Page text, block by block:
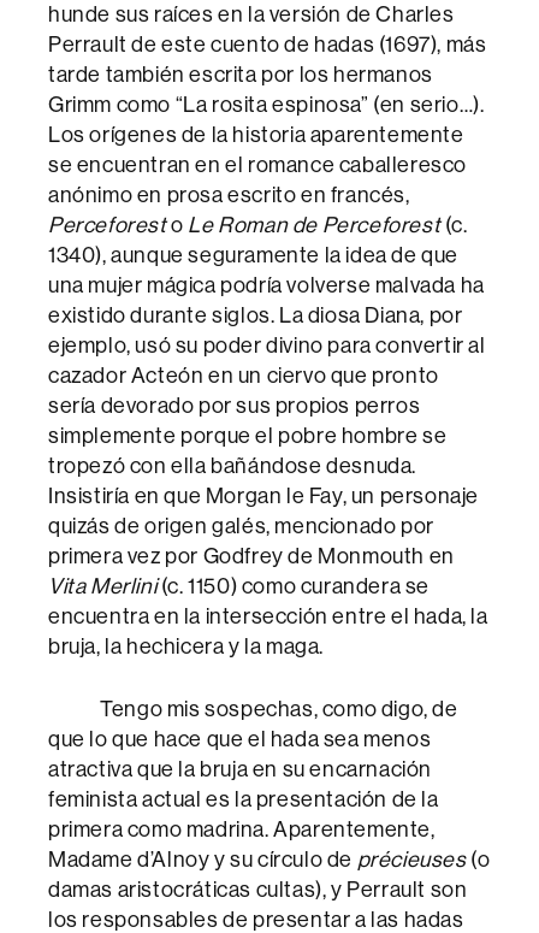
hunde sus raíces en la versión de Charles
Perrault de este cuento de hadas (1697), más
tarde también escrita por los hermanos
Grimm como “La rosita espinosa” (en serio…).
Los orígenes de la historia aparentemente
se encuentran en el romance caballeresco
anónimo en prosa escrito en francés,
Perceforesto Le Roman de Perceforest(c.
1340), aunque seguramente la idea de que
una mujer mágica podría volverse malvada ha
existido durante siglos. La diosa Diana, por
ejemplo, usó su poder divino para convertir al
cazador Acteón en un ciervo que pronto
sería devorado por sus propios perros
simplemente porque el pobre hombre se
tropezó con ella bañándose desnuda.
Insistiría en que Morgan le Fay, un personaje
quizás de origen galés, mencionado por
primera vez por Godfrey de Monmouth en
Vita Merlini(c. 1150) como curandera se
encuentra en la intersección entre el hada, la
bruja, la hechicera y la maga.
Tengo mis sospechas, como digo, de
que lo que hace que el hada sea menos
atractiva que la bruja en su encarnación
feminista actual es la presentación de la
primera como madrina. Aparentemente,
Madame d’Alnoy y su círculo de précieuses(o
damas aristocráticas cultas), y Perrault son
los responsables de presentar a las hadas